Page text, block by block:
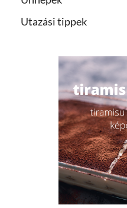
Utazási tippek